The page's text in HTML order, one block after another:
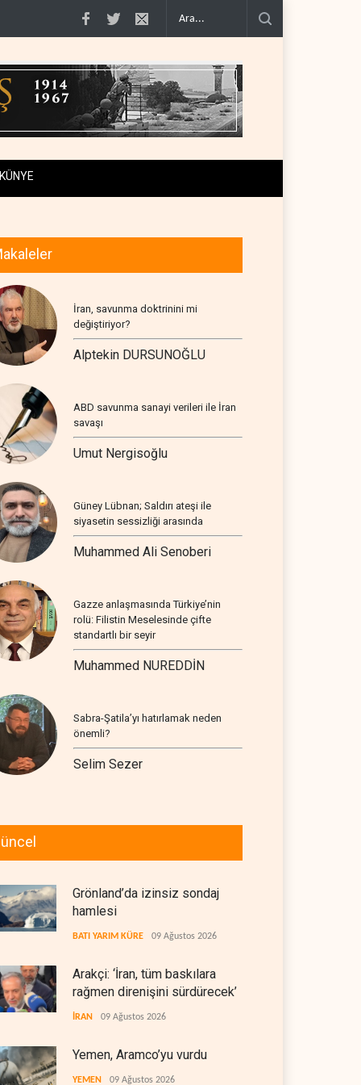
Yemen, Aramco’yu vurdu.. Normalleşme nedir?..
KÜNYE
İran, savunma doktrinini mi
değiştiriyor?
Alptekin DURSUNOĞLU
ABD savunma sanayi verileri ile İran
savaşı
Umut Nergisoğlu
Güney Lübnan; Saldırı ateşi ile
siyasetin sessizliği arasında
Muhammed Ali Senoberi
Gazze anlaşmasında Türkiye’nin
rolü: Filistin Meselesinde çifte
standartlı bir seyir
Muhammed NUREDDİN
Sabra-Şatila’yı hatırlamak neden
önemli?
Selim Sezer
Grönland’da izinsiz sondaj
hamlesi
BATI YARIM KÜRE 09 Ağustos 2026
Arakçi: ‘İran, tüm baskılara
rağmen direnişini sürdürecek’
İRAN 09 Ağustos 2026
Yemen, Aramco’yu vurdu
YEMEN 09 Ağustos 2026